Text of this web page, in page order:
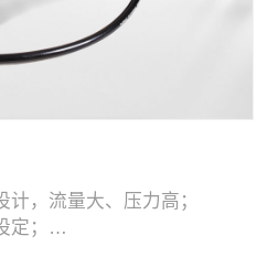
，流量大、压力高；
；